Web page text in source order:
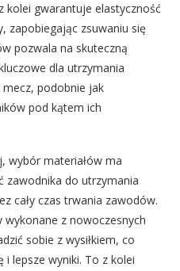
kolei gwarantuje elastyczność
zapobiegając zsuwaniu się
pozwala na skuteczną
dla utrzymania
mecz, podobnie jak
pod kątem ich
wybór materiałów ma
zawodnika do utrzymania
cały czas trwania zawodów.
z nowoczesnych
sobie z wysiłkiem, co
i lepsze wyniki. To z kolei